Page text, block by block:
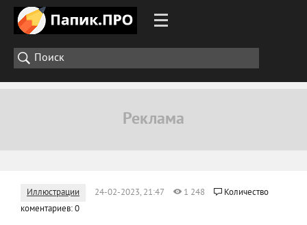
Иллюстрации 24-02-2023, 21:47 1 248
Количество
коментариев: 0